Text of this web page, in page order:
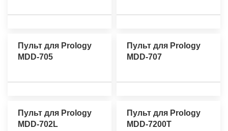
Пульт для Prology
MDD-705
Пульт для Prology
MDD-707
Пульт для Prology
MDD-702L
Пульт для Prology
MDD-7200T